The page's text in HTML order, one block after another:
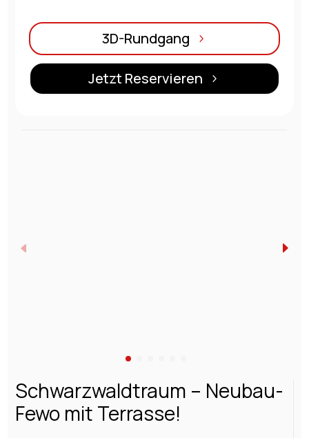
3D-Rundgang
Jetzt Reservieren
Schwarzwaldtraum – Neubau-
Fewo mit Terrasse!